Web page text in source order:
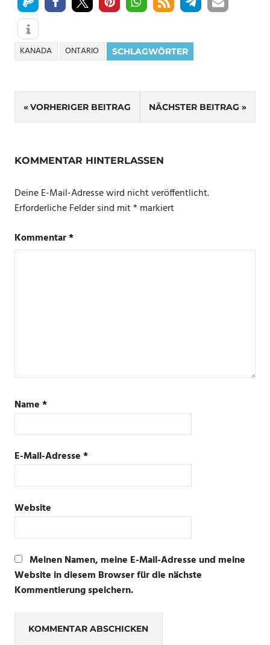
SCHLAGWÖRTER
KANADA ONTARIO
Beitragsnavigation
VORHERIGER BEITRAG NÄCHSTER BEITRAG
KOMMENTAR HINTERLASSEN
Deine E-Mail-Adresse wird nicht veröffentlicht.
Erforderliche Felder sind mit* markiert
Kommentar*
Name*
E-Mail-Adresse*
Website
Meinen Namen, meine E-Mail-Adresse und meine
Website in diesem Browser für die nächste
Kommentierung speichern.